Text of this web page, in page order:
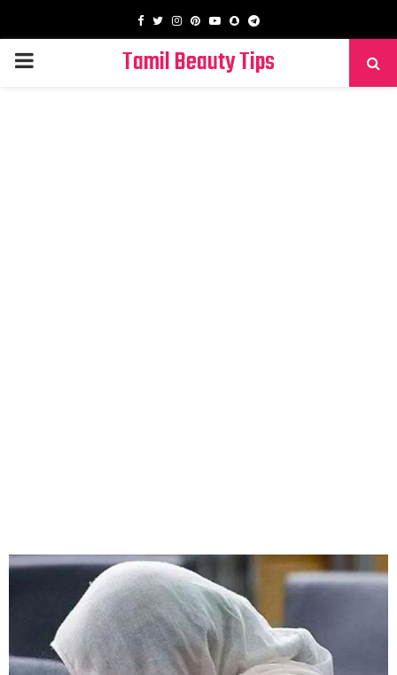
Facebook
TwitterInstagram
PinterestYoutube
SnapchatTelegram
PRIMARY
Tamil Beauty Tips